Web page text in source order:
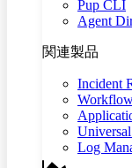
Pup CLI
Agent
関連製品
Incident
Log